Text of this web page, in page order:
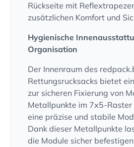
Rückseite mit
zusätzlichen Komfort und
Hygienische
Organisation
Der Innenraum des
Rettungsrucksacks bietet
zur sicheren Fixierung von
Metallpunkte im 7x5-Raster
eine präzise und stabile
Dank dieser Metallpunkte
die Module sicher